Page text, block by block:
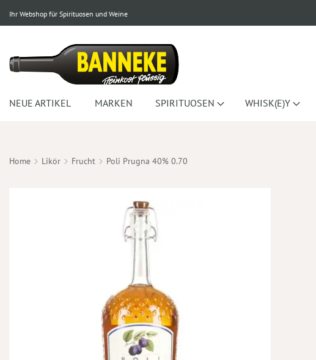
Ihr Webshop für Spirituosen und Weine
NEUE ARTIKEL MARKEN SPIRITUOSEN WHISK(E)Y
Home Likör Frucht Poli Prugna 40% 0.70